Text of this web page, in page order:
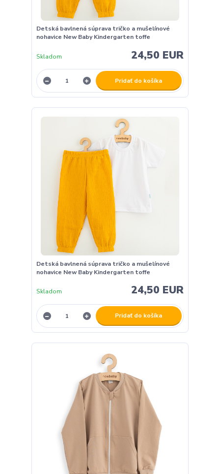
Detská bavlnená súprava tričko a mušelínové
nohavice New Baby Kindergarten toffe
24,50 EUR
Skladom
Pridať do košíka
Detská bavlnená súprava tričko a mušelínové
nohavice New Baby Kindergarten toffe
24,50 EUR
Skladom
Pridať do košíka